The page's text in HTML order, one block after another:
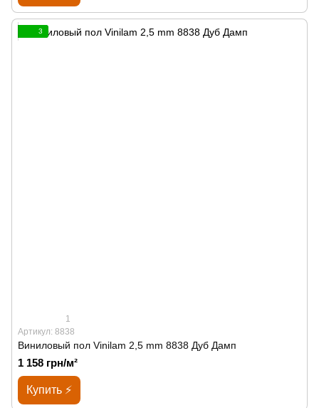
3
1
Артикул: 8838
Виниловый пол Vinilam 2,5 mm 8838 Дуб Дамп
1 158 грн/м²
Купить ⚡